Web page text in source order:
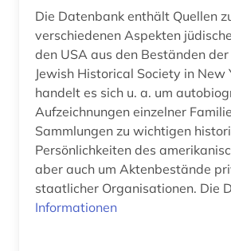
bildungswesen (1)
biologie (1)
bonaparte (familie) (1)
bosnien und herzegowina (1)
brandenburg (1)
brasilien (1)
bremen (2)
Suedamerika (3)
Suedasien (2)
Suedosteuropa (2)
Thueringen (1)
Tschechische Republik (3)
Tuerkei (1)
Die Datenbank enthält Quellen
verschiedenen Aspekten
den USA aus den Beständen
Jewish Historical Society in New
handelt es sich u. a. um
Aufzeichnungen einzelner
Sammlungen zu wichtigen
Persönlichkeiten des
aber auch um Aktenbestände
staatlicher Organisationen. Die
Informationen